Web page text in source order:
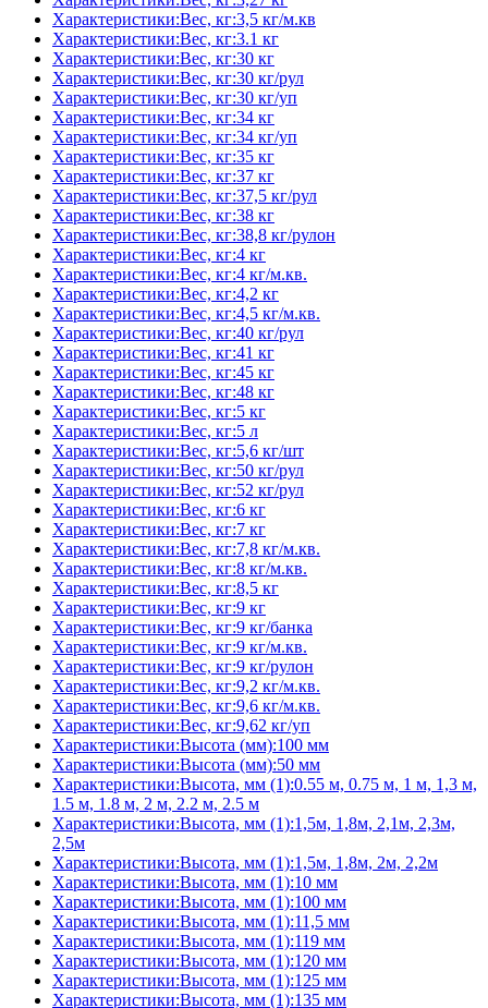
Характеристики:Вес, кг:3,5 кг/м.кв
Характеристики:Вес, кг:3.1 кг
Характеристики:Вес, кг:30 кг
Характеристики:Вес, кг:30 кг/рул
Характеристики:Вес, кг:30 кг/уп
Характеристики:Вес, кг:34 кг
Характеристики:Вес, кг:34 кг/уп
Характеристики:Вес, кг:35 кг
Характеристики:Вес, кг:37 кг
Характеристики:Вес, кг:37,5 кг/рул
Характеристики:Вес, кг:38 кг
Характеристики:Вес, кг:38,8 кг/рулон
Характеристики:Вес, кг:4 кг
Характеристики:Вес, кг:4 кг/м.кв.
Характеристики:Вес, кг:4,2 кг
Характеристики:Вес, кг:4,5 кг/м.кв.
Характеристики:Вес, кг:40 кг/рул
Характеристики:Вес, кг:41 кг
Характеристики:Вес, кг:45 кг
Характеристики:Вес, кг:48 кг
Характеристики:Вес, кг:5 кг
Характеристики:Вес, кг:5 л
Характеристики:Вес, кг:5,6 кг/шт
Характеристики:Вес, кг:50 кг/рул
Характеристики:Вес, кг:52 кг/рул
Характеристики:Вес, кг:6 кг
Характеристики:Вес, кг:7 кг
Характеристики:Вес, кг:7,8 кг/м.кв.
Характеристики:Вес, кг:8 кг/м.кв.
Характеристики:Вес, кг:8,5 кг
Характеристики:Вес, кг:9 кг
Характеристики:Вес, кг:9 кг/банка
Характеристики:Вес, кг:9 кг/м.кв.
Характеристики:Вес, кг:9 кг/рулон
Характеристики:Вес, кг:9,2 кг/м.кв.
Характеристики:Вес, кг:9,6 кг/м.кв.
Характеристики:Вес, кг:9,62 кг/уп
Характеристики:Высота (мм):100 мм
Характеристики:Высота (мм):50 мм
Характеристики:Высота, мм (1):0.55 м, 0.75 м, 1 м, 1,3 м,
1.5 м, 1.8 м, 2 м, 2.2 м, 2.5 м
Характеристики:Высота, мм (1):1,5м, 1,8м, 2,1м, 2,3м,
2,5м
Характеристики:Высота, мм (1):1,5м, 1,8м, 2м, 2,2м
Характеристики:Высота, мм (1):10 мм
Характеристики:Высота, мм (1):100 мм
Характеристики:Высота, мм (1):11,5 мм
Характеристики:Высота, мм (1):119 мм
Характеристики:Высота, мм (1):120 мм
Характеристики:Высота, мм (1):125 мм
Характеристики:Высота, мм (1):135 мм